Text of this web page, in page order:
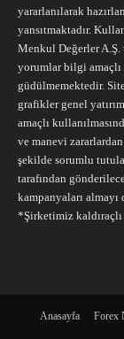
yararlanılarak
yansıtmaktadır.
Menkul Değerler
yorumlar bilgi amaçlı
güdülmemektedir.
grafikler genel
amaçlı
ve manevi
şekilde sorumlu
tarafından
kampanyaları almayı
*Şirketimiz
Anasayfa Forex